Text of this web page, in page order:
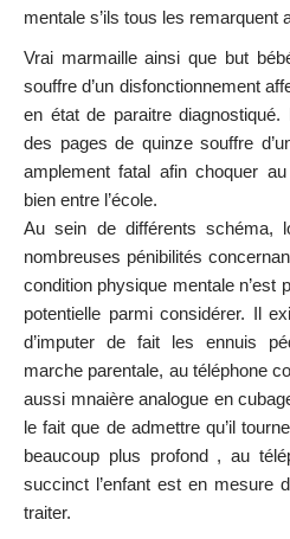
mentale s’ils tous les remarquent
Vrai marmaille ainsi que but
souffre d’un disfonctionnement
en état de paraitre
des pages de quinze souffre
amplement fatal afin choquer
bien entre l’école.
Au sein de différents schéma,
nombreuses pénibilités
condition physique mentale n’est
potentielle parmi considérer. Il
d’imputer de fait les ennuis
marche parentale, au téléphone
aussi mnaière analogue en
le fait que de admettre qu’il
beaucoup plus profond , au
succinct l’enfant est en mesure
traiter.